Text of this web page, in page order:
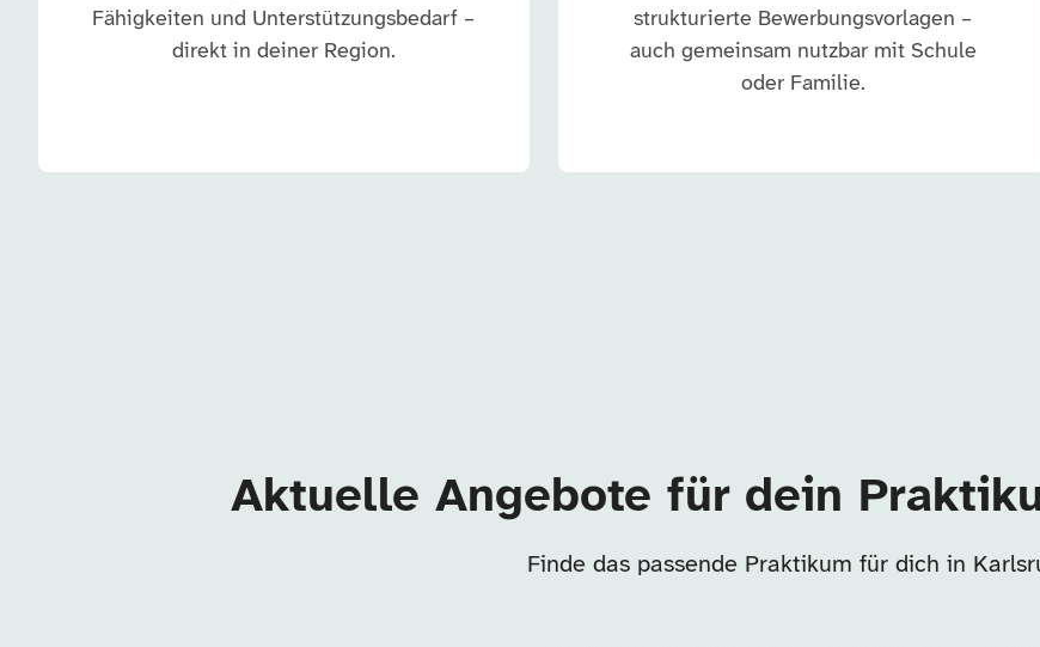
Fähigkeiten und Unterstützungsbedarf –
direkt in deiner Region.
strukturierte Bewerbungsvorlagen –
auch gemeinsam nutzbar mit Schule
oder Familie.
Aktuelle Angebote für dein
Finde das passende Praktikum für dich in